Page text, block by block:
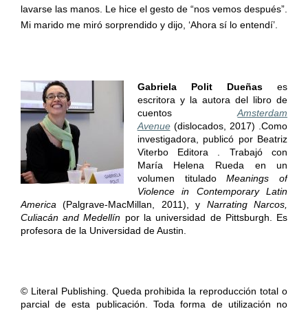
lavarse las manos. Le hice el gesto de “nos vemos después”.
Mi marido me miró sorprendido y dijo, ‘Ahora sí lo entendí’.
Gabriela Polit Dueñas es
escritora y la autora del libro de
cuentosAmsterdam
Avenue(dislocados, 2017) .Como
investigadora, publicó por Beatriz
Viterbo Editora . Trabajó con
María Helena Rueda en un
volumen tituladoMeanings of
Violence in Contemporary Latin
America (Palgrave-MacMillan, 2011), y Narrating Narcos,
Culiacán and Medellín por la universidad de Pittsburgh. Es
profesora de la Universidad de Austin.
© Literal Publishing. Queda prohibida la reproducción total o
parcial de esta publicación. Toda forma de utilización no